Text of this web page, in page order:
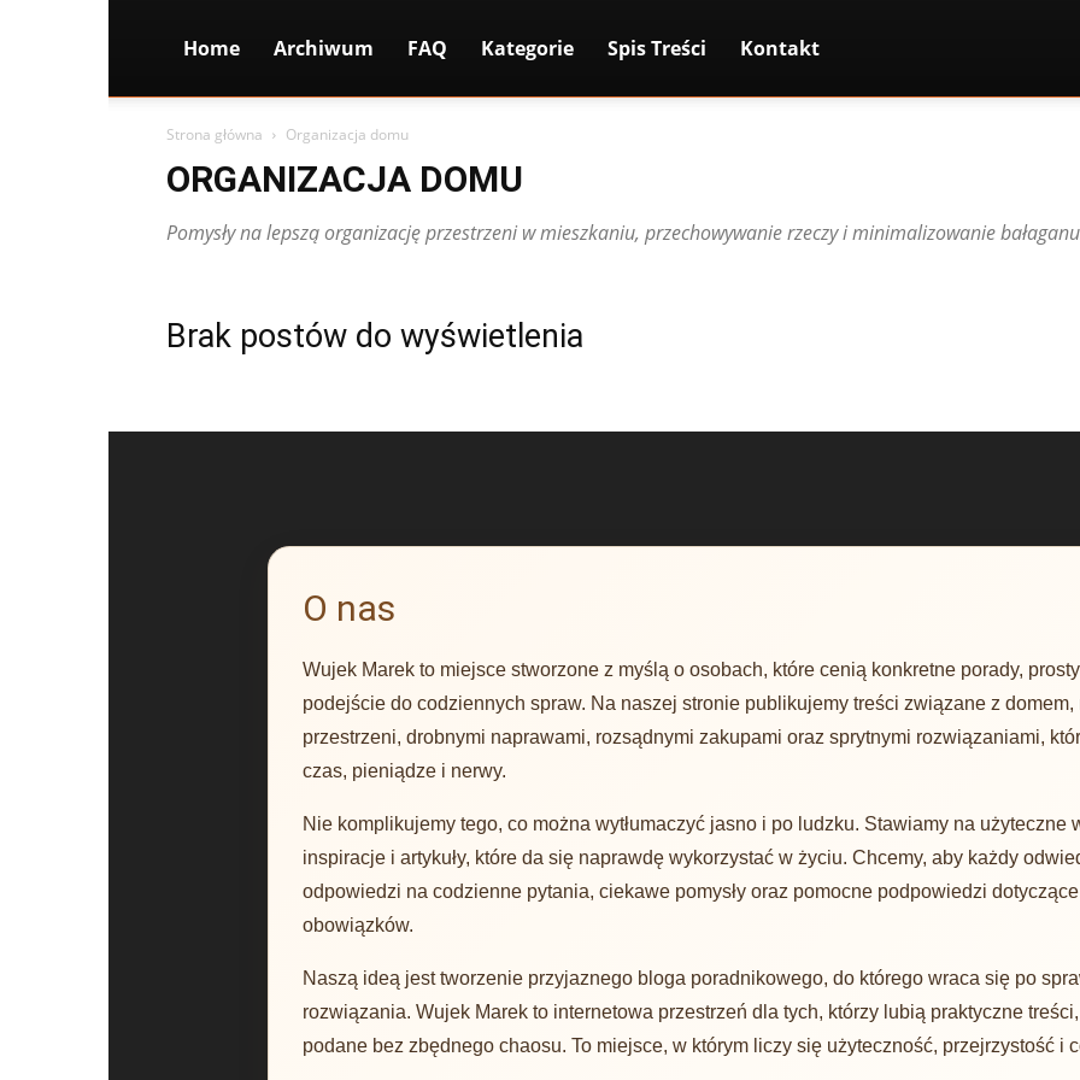
Home Archiwum FAQ Kategorie Spis Treści Kontakt
Strona główna Organizacja domu
ORGANIZACJA DOMU
Pomysły na lepszą organizację przestrzeni w mieszkaniu, przechowywanie rzeczy i minimalizowanie
Brak postów do wyświetlenia
O nas
Wujek Marek to miejsce stworzone z myślą o osobach, które cenią konkretne porady,
podejście do codziennych spraw. Na naszej stronie publikujemy treści związane z
przestrzeni, drobnymi naprawami, rozsądnymi zakupami oraz sprytnymi rozwiązaniami,
czas, pieniądze i nerwy.
Nie komplikujemy tego, co można wytłumaczyć jasno i po ludzku. Stawiamy na użyteczne
inspiracje i artykuły, które da się naprawdę wykorzystać w życiu. Chcemy, aby każdy
odpowiedzi na codzienne pytania, ciekawe pomysły oraz pomocne podpowiedzi
obowiązków.
Naszą ideą jest tworzenie przyjaznego bloga poradnikowego, do którego wraca się po
rozwiązania. Wujek Marek to internetowa przestrzeń dla tych, którzy lubią praktyczne
podane bez zbędnego chaosu. To miejsce, w którym liczy się użyteczność, przejrzystość i